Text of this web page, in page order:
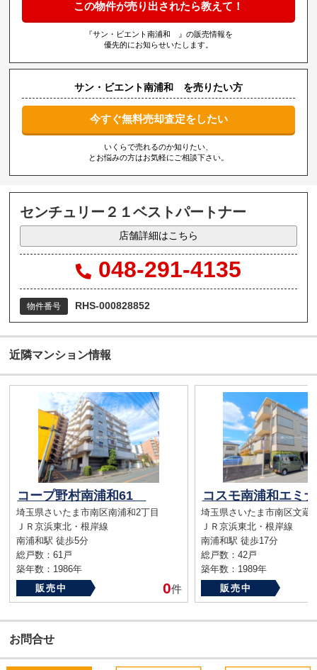
この物件が売り出されたら教えて！
『サン・ビエント南浦和 』の販売情報を
優先的にお知らせいたします。
サン・ビエント南浦和 を売りたい方
今すぐ無料売却査定をしたい
いくらで売れるのか知りたい、
とお悩みの方はお気軽にご相談下さい。
センチュリー２１ベストパートナー
店舗詳細はこちら
048-291-4135
物件番号 RHS-000828852
近隣マンション情報
コープ野村南浦和61
埼玉県さいたま市南区南浦和2丁目
ＪＲ京浜東北・根岸線
南浦和駅 徒歩5分
総戸数：61戸
築年数：1986年
販売中
0件
コスモ南浦和エミ
埼玉県さいたま市南区文蔵
ＪＲ京浜東北・根岸線
南浦和駅 徒歩17分
総戸数：42戸
築年数：1989年
販売中
お問合せ